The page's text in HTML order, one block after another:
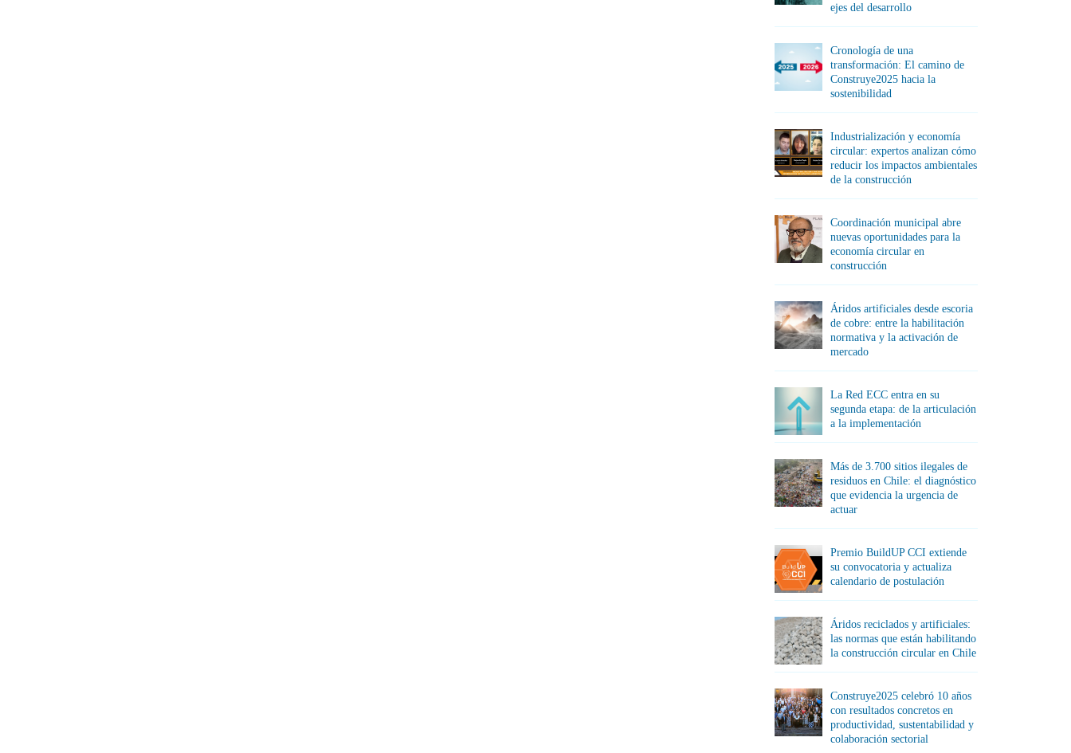
ejes del desarrollo
Cronología de una
transformación: El camino de
Construye2025 hacia la
sostenibilidad
Industrialización y economía
circular: expertos analizan cómo
reducir los impactos ambientales
de la construcción
Coordinación municipal abre
nuevas oportunidades para la
economía circular en
construcción
Áridos artificiales desde escoria
de cobre: entre la habilitación
normativa y la activación de
mercado
La Red ECC entra en su
segunda etapa: de la articulación
a la implementación
Más de 3.700 sitios ilegales de
residuos en Chile: el diagnóstico
que evidencia la urgencia de
actuar
Premio BuildUP CCI extiende
su convocatoria y actualiza
calendario de postulación
Áridos reciclados y artificiales:
las normas que están habilitando
la construcción circular en Chile
Construye2025 celebró 10 años
con resultados concretos en
productividad, sustentabilidad y
colaboración sectorial